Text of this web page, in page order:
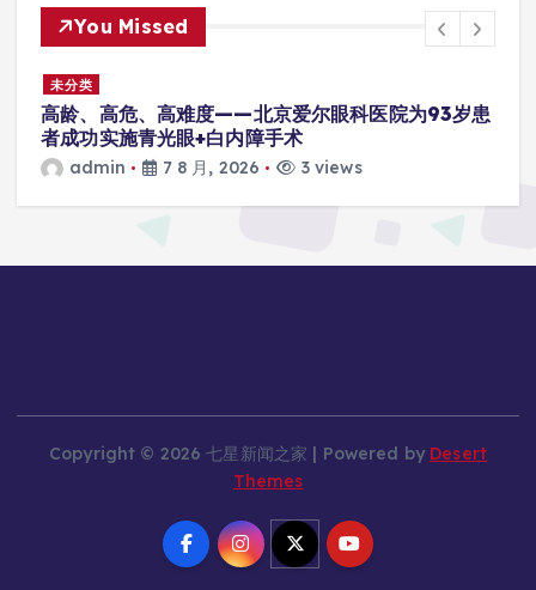
You Missed
未分类
高龄、高危、高难度——北京爱尔眼科医院为93岁患
者成功实施青光眼+白内障手术
admin 7 8 月, 2026 3 views
Copyright © 2026 七星新闻之家 | Powered by Desert
Themes